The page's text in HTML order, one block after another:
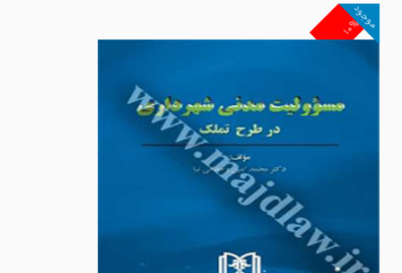
۱۰%
موجود